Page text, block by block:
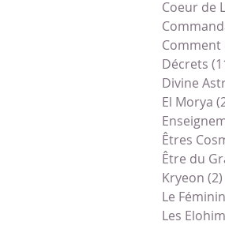
Coeur de
Comment
Décrets
Divine
El Morya
Êtres
Kryeon (2)
Le
Les Elohim